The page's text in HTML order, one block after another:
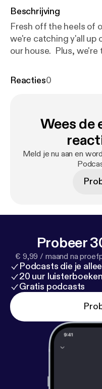
Beschrijving
Fresh off the heels of
we're catching y'all up
our house. Plus, we're
of being truly seen and
afraid; do not be
God will be with you
Reacties0
Wees de
Meld je nu aan en
Probeer
€ 9,99 / maand na
Podcasts die je
20 uur
Gratis podcasts